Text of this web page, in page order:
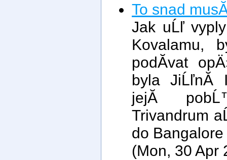
To snad
Jak uĹľ
Kovalamu,
podĂ­vat
byla JiĹľnĂ­
jejĂ­
Trivandrum
do
(Mon, 30 Apr